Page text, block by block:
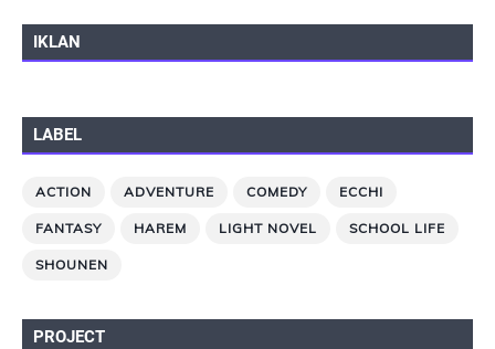
IKLAN
LABEL
ACTION ADVENTURE COMEDY ECCHI
FANTASY HAREM LIGHT NOVEL SCHOOL LIFE
SHOUNEN
PROJECT